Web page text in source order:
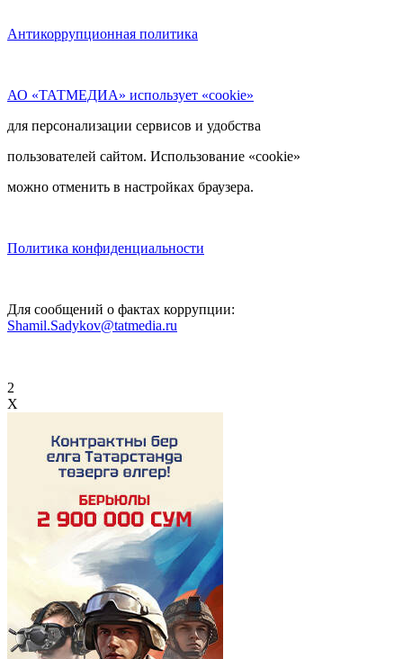
Антикоррупционная политика
АО «ТАТМЕДИА» использует «cookie»
для персонализации сервисов и удобства
пользователей сайтом. Использование «cookie»
можно отменить в настройках браузера.
Политика конфиденциальности
Для сообщений о фактах коррупции:
Shamil.Sadykov@tatmedia.ru
2
X